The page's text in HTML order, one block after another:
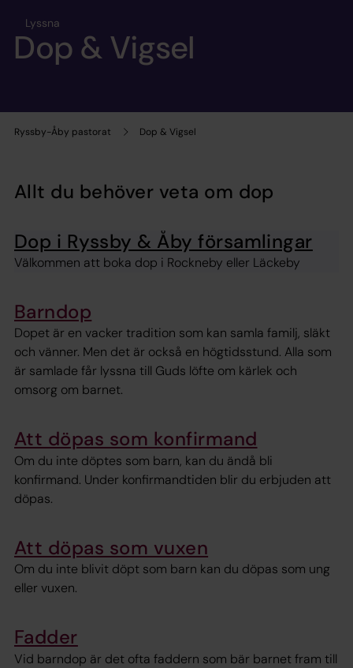
Ryssby-Åby pastorat Dop & Vigsel
Lyssna
Dop & Vigsel
Allt du behöver veta om dop
Dop i Ryssby & Åby församlingar
Välkommen att boka dop i Rockneby eller Läckeby
Barndop
Dopet är en vacker tradition som kan samla familj, släkt
och vänner. Men det är också en högtidsstund. Alla som
är samlade får lyssna till Guds löfte om kärlek och
omsorg om barnet.
Att döpas som konfirmand
Om du inte döptes som barn, kan du ändå bli
konfirmand. Under konfirmandtiden blir du erbjuden att
döpas.
Att döpas som vuxen
Om du inte blivit döpt som barn kan du döpas som ung
eller vuxen.
Fadder
Vid barndop är det ofta faddern som bär barnet fram till